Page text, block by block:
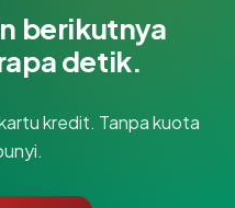
berikutnya
detik.
kredit. Tanpa kuota